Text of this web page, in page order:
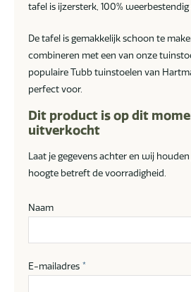
tafel is ijzersterk, 100% weerbestendig
De tafel is gemakkelijk schoon te
combineren met een van onze
populaire Tubb tuinstoelen van
perfect voor.
Dit product is op dit
uitverkocht
Laat je gegevens achter en wij
hoogte betreft de voorradigheid.
Naam
E-mailadres *